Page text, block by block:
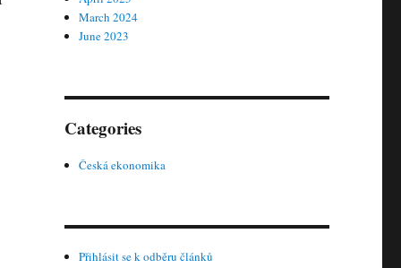
March 2024
June 2023
Categories
Česká ekonomika
Přihlásit se k odběru článků